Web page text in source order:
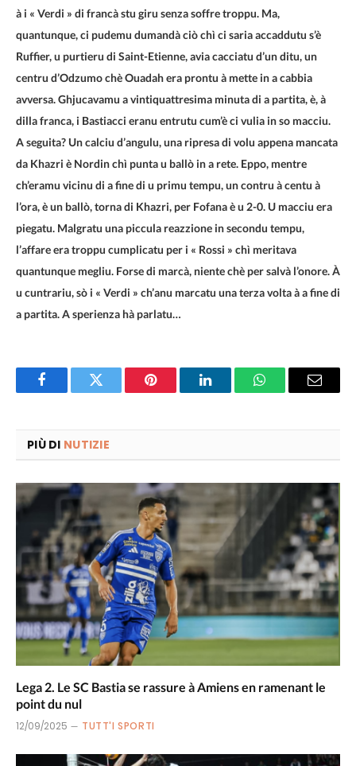
à i « Verdi » di francà stu giru senza soffre troppu. Ma,
quantunque, ci pudemu dumandà ciò chì ci saria accaddutu s’è
Ruffier, u purtieru di Saint-Etienne, avia cacciatu d’un ditu, un
centru d’Odzumo chè Ouadah era prontu à mette in a cabbia
avversa. Ghjucavamu a vintiquattresima minuta di a partita, è, à
dilla franca, i Bastiacci eranu entrutu cum’è ci vulia in so macciu.
A seguita? Un calciu d’angulu, una ripresa di volu appena mancata
da Khazri è Nordin chì punta u ballò in a rete. Eppo, mentre
ch’eramu vicinu di a fine di u primu tempu, un contru à centu à
l’ora, è un ballò, torna di Khazri, per Fofana è u 2-0. U macciu era
piegatu. Malgratu una piccula reazzione in secondu tempu,
l’affare era troppu cumplicatu per i « Rossi » chì meritava
quantunque megliu. Forse di marcà, niente chè per salvà l’onore. À
u cuntrariu, sò i « Verdi » ch’anu marcatu una terza volta à a fine di
a partita. A sperienza hà parlatu…
FacebookTwitter Pinterest LinkedInWhatsAppEmail
PIÙ DI NUTIZIE
Lega 2. Le SC Bastia se rassure à Amiens en ramenant le
point du nul
12/09/2025 TUTT'I SPORTI